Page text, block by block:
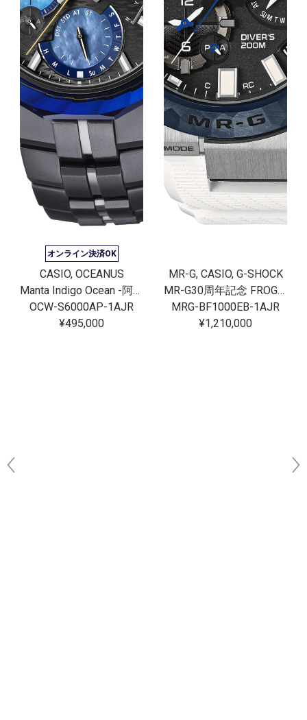
オンライン決済OK
CASIO, OCEANUS
Manta Indigo Ocean -阿波藍-
OCW-S6000AP-1AJR
¥495,000
MR-G, CASIO, G-SHOCK
MR-G30周年記念 FROGMAN[完売]
MRG-BF1000EB-1AJR
¥1,210,000